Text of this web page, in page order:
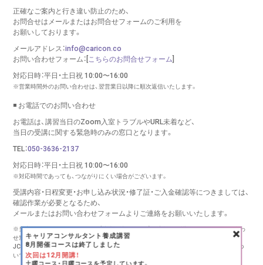
キャリアコンサルタント養成講習
8月開催コースは終了しました
次回は12月開講！
土曜コース・日曜コースを予定しています。
×
正確なご案内と行き違い防止のため、
お問合せはメールまたはお問合せフォームのご利用を
お願いしております。
メールアドレス：info@caricon.co
お問い合わせフォーム：[こちらのお問合せフォーム]
対応日時：平日・土日祝 10:00〜16:00
※営業時間外のお問い合わせは、翌営業日以降に順次返信いたします。
◾️ お電話でのお問い合わせ
お電話は、講習当日のZoom入室トラブルやURL未着など、
当日の受講に関する緊急時のみの窓口となります。
TEL：050-3636-2137
対応日時：平日・土日祝 10:00〜16:00
※対応時間であっても、つながりにくい場合がございます。
受講内容・日程変更・お申し込み状況・修了証・ご入金確認等につきましては、
確認作業が必要となるため、
メールまたはお問い合わせフォームより ご連絡をお願いいたします。
※当窓口は、キャリコンシーオー（株式会社リバース）が実施する講習に関するお問い合わ
せ窓口です。
JCDA様、キャリアコンサルタント登録センター様、その他団体様の講習・更新手続きにつ
いては、各団体様へ直接お問い合わせください。